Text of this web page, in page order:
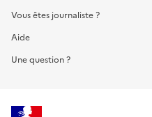
Vous êtes journaliste ?
Aide
Une question ?